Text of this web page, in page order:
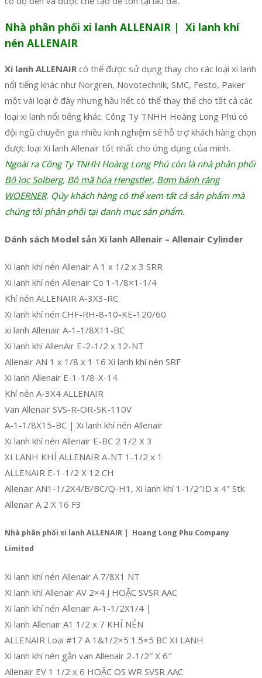
Nhà phân phối xi lanh ALLENAIR | Xi lanh khí
nén ALLENAIR
Xi lanh ALLENAIR có thể được sử dụng thay cho các loại xi lanh
nổi tiếng khác như Norgren, Novotechnik, SMC, Festo, Paker
một vài loại ở đây nhưng hầu hết có thể thay thế cho tất cả các
loại xi lanh nổi tiếng khác. Công Ty TNHH Hoàng Long Phú có
đội ngũ chuyên gia nhiều kinh nghiệm sẽ hỗ trợ khách hàng chọn
được loại Xi lanh Allenair tốt nhất cho ứng dụng của mình.
Ngoài ra Công Ty TNHH Hoàng Long Phú còn là nhà phân phối
Bộ lọc Solberg, Bộ mã hóa Hengstler, Bơm bánh răng
WOERNER. Qúy khách hàng có thể xem tất cả sản phẩm mà
chúng tôi phân phối tại danh mục sản phẩm.
Dánh sách Model sản Xi lanh Allenair – Allenair Cylinder
Xi lanh khí nén Allenair A 1 x 1/2 x 3 SRR
Xi lanh khí nén Allenair Co 1-1/8×1-1/4
Khí nén ALLENAIR A-3X3-RC
Xi lanh khí nén CHF-RH-8-10-KE-120/60
xi lanh Allenair A-1-1/8X11-BC
Xi lanh khí AllenAir E-2-1/2 x 12-NT
Allenair AN 1 x 1/8 x 1 16 Xi lanh khí nén SRF
Xi lanh Allenair E-1-1/8-X-14
Khí nén A-3X4 ALLENAIR
Van Allenair SVS-R-OR-SK-110V
A-1-1/8X15-BC | Xi lanh khí nén Allenair
Xi lanh khí nén Allenair E-BC 2 1/2 X 3
XI LANH KHÍ ALLENAIR A-NT 1-1/2 x 1
ALLENAIR E-1-1/2 X 12 CH
Allenair AN1-1/2X4/B/BC/Q-H1, Xi lanh khí 1-1/2″ID x 4″ Stk
Allenair A 2 X 16 F3
Nhà phân phối xi lanh ALLENAIR | Hoang Long Phu Company
Limited
Xi lanh khí nén Allenair A 7/8X1 NT
Xi lanh khí Allenair AV 2×4 J HOẶC SVSR AAC
Xi lanh khí nén Allenair A-1-1/2X1/4 |
Xi lanh Allenair A1 1/2 x 7 KHÍ NÉN
ALLENAIR Loại #17 A 1&1/2×5 1.5×5 BC XI LANH
Xi lanh khí nén gắn van Allenair 2-1/2″ X 6″
Allenair EV 1 1/2 x 6 HOẶC OS WR SVSR AAC